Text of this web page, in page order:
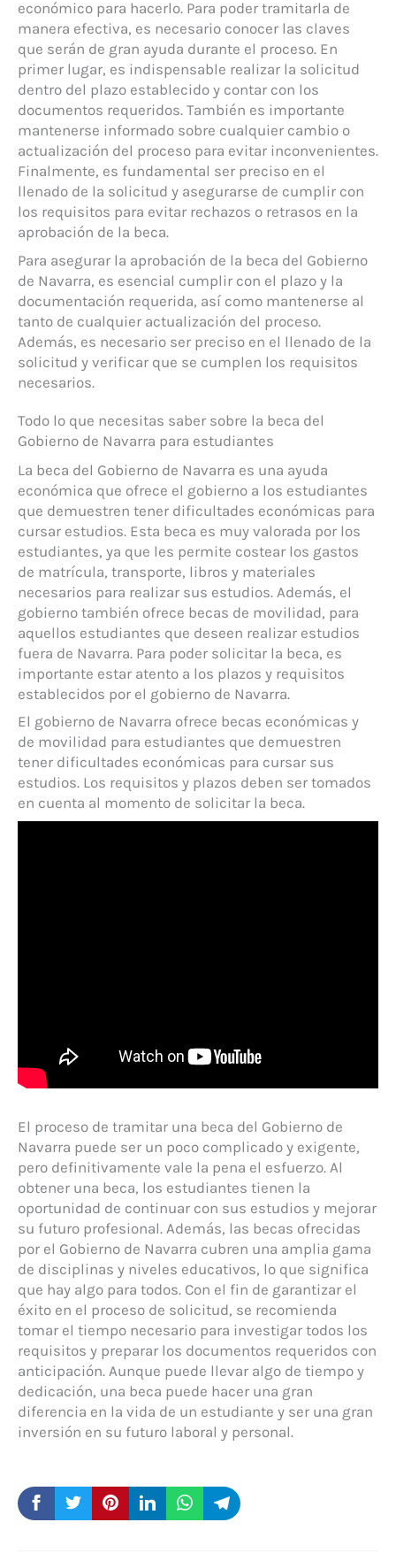
económico para hacerlo. Para poder tramitarla de
manera efectiva, es necesario conocer las claves
que serán de gran ayuda durante el proceso. En
primer lugar, es indispensable realizar la solicitud
dentro del plazo establecido y contar con los
documentos requeridos. También es importante
mantenerse informado sobre cualquier cambio o
actualización del proceso para evitar inconvenientes.
Finalmente, es fundamental ser preciso en el
llenado de la solicitud y asegurarse de cumplir con
los requisitos para evitar rechazos o retrasos en la
aprobación de la beca.
Para asegurar la aprobación de la beca del Gobierno
de Navarra, es esencial cumplir con el plazo y la
documentación requerida, así como mantenerse al
tanto de cualquier actualización del proceso.
Además, es necesario ser preciso en el llenado de la
solicitud y verificar que se cumplen los requisitos
necesarios.
Todo lo que necesitas saber sobre la beca del
Gobierno de Navarra para estudiantes
La beca del Gobierno de Navarra es una ayuda
económica que ofrece el gobierno a los estudiantes
que demuestren tener dificultades económicas para
cursar estudios. Esta beca es muy valorada por los
estudiantes, ya que les permite costear los gastos
de matrícula, transporte, libros y materiales
necesarios para realizar sus estudios. Además, el
gobierno también ofrece becas de movilidad, para
aquellos estudiantes que deseen realizar estudios
fuera de Navarra. Para poder solicitar la beca, es
importante estar atento a los plazos y requisitos
establecidos por el gobierno de Navarra.
El gobierno de Navarra ofrece becas económicas y
de movilidad para estudiantes que demuestren
tener dificultades económicas para cursar sus
estudios. Los requisitos y plazos deben ser tomados
en cuenta al momento de solicitar la beca.
El proceso de tramitar una beca del Gobierno de
Navarra puede ser un poco complicado y exigente,
pero definitivamente vale la pena el esfuerzo. Al
obtener una beca, los estudiantes tienen la
oportunidad de continuar con sus estudios y mejorar
su futuro profesional. Además, las becas ofrecidas
por el Gobierno de Navarra cubren una amplia gama
de disciplinas y niveles educativos, lo que significa
que hay algo para todos. Con el fin de garantizar el
éxito en el proceso de solicitud, se recomienda
tomar el tiempo necesario para investigar todos los
requisitos y preparar los documentos requeridos con
anticipación. Aunque puede llevar algo de tiempo y
dedicación, una beca puede hacer una gran
diferencia en la vida de un estudiante y ser una gran
inversión en su futuro laboral y personal.